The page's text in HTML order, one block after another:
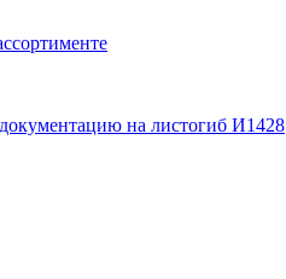
на листогиб И1428